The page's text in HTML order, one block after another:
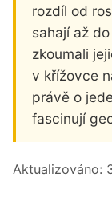
rozdíl od
sahají až
zkoumali
v křížovce
právě o
fascinují
Aktualizováno: